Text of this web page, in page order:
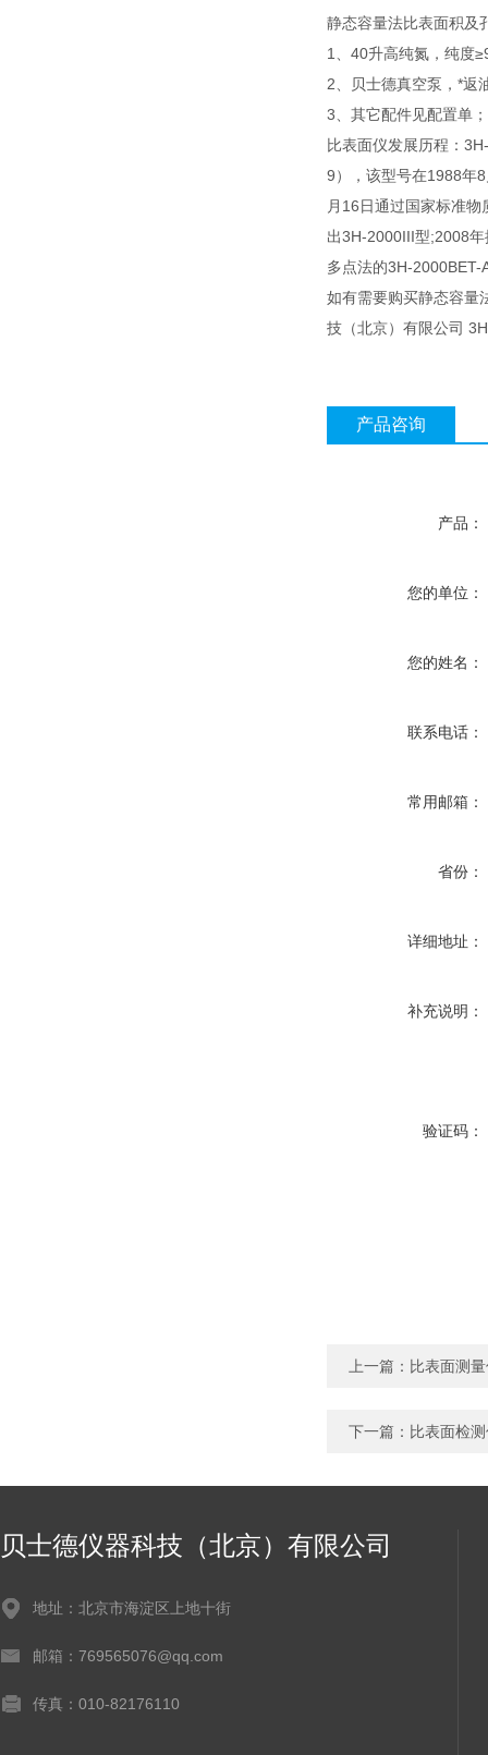
静态容量法比表面积及
1、40升高纯氮，纯度
2、贝士德真空泵，*返
3、其它配件见配置单；
比表面仪发展历程：
9），该型号在1988年
月16日通过国家标准
出3H-2000III型;2008
多点法的3H-
如有需要购买静态容量
技（北京）有限公司
产品咨询
产品：
您的单位：
您的姓名：
联系电话：
常用邮箱：
省份：
详细地址：
补充说明：
验证码：
上一篇： 比表面测
下一篇： 比表面检
贝士德仪器科技（北京）有限公司
地址：北京市海淀区上地十街
邮箱：769565076@qq.com
传真：010-82176110